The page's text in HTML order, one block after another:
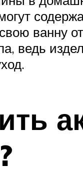
ванну
ведь